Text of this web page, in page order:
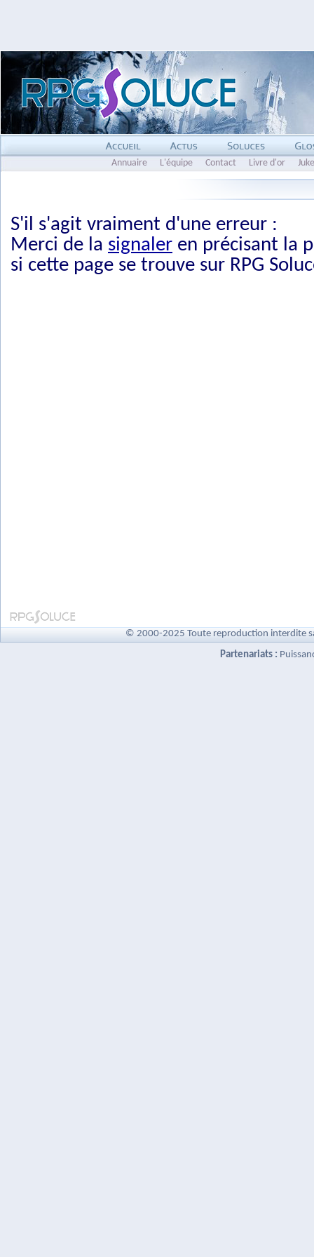
Annuaire L'équipe Contact Livre d'or
S'il s'agit vraiment d'une erreur :
Merci de la signaler en précisant la
si cette page se trouve sur RPG
© 2000-2025 Toute reproduction interdite
Partenariats :